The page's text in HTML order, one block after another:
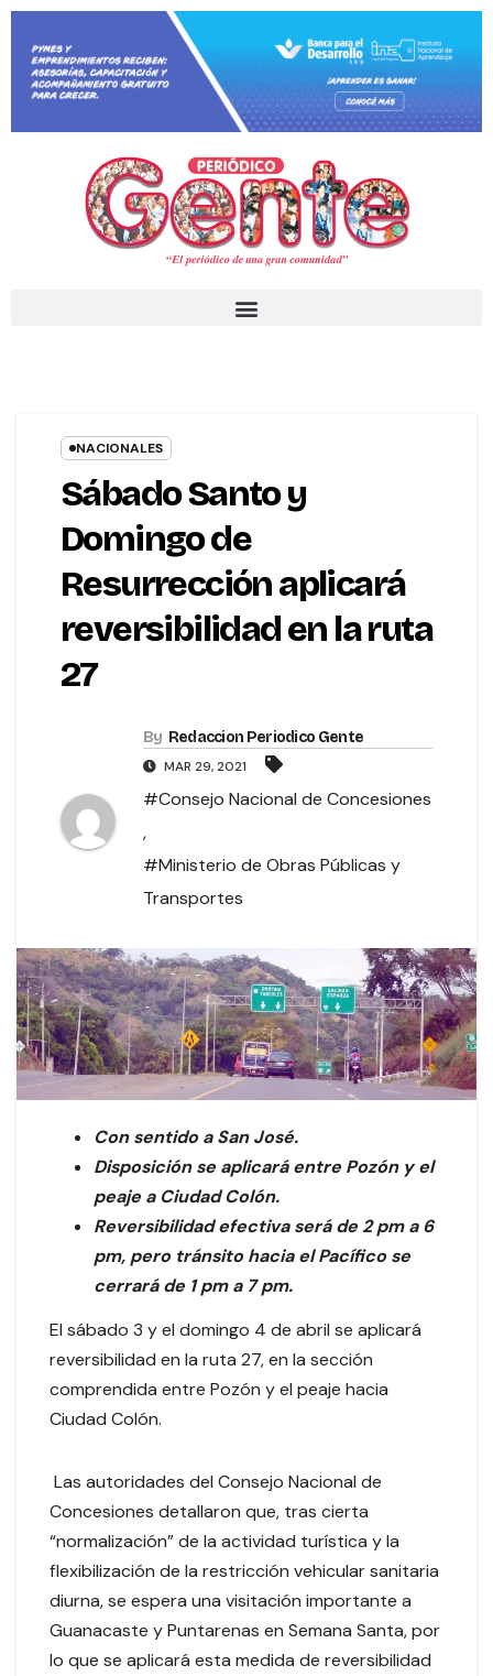
NACIONALES
Sábado Santo y
Domingo de
Resurrección aplicará
reversibilidad en la ruta
27
By Redaccion Periodico Gente
MAR 29, 2021
#Consejo Nacional de Concesiones
,
#Ministerio de Obras Públicas y
Transportes
Con sentido a San José.
Disposición se aplicará entre Pozón y el
peaje a Ciudad Colón.
Reversibilidad efectiva será de 2 pm a 6
pm, pero tránsito hacia el Pacífico se
cerrará de 1 pm a 7 pm.
El sábado 3 y el domingo 4 de abril se aplicará
reversibilidad en la ruta 27, en la sección
comprendida entre Pozón y el peaje hacia
Ciudad Colón.
Las autoridades del Consejo Nacional de
Concesiones detallaron que, tras cierta
“normalización” de la actividad turística y la
flexibilización de la restricción vehicular sanitaria
diurna, se espera una visitación importante a
Guanacaste y Puntarenas en Semana Santa, por
lo que se aplicará esta medida de reversibilidad